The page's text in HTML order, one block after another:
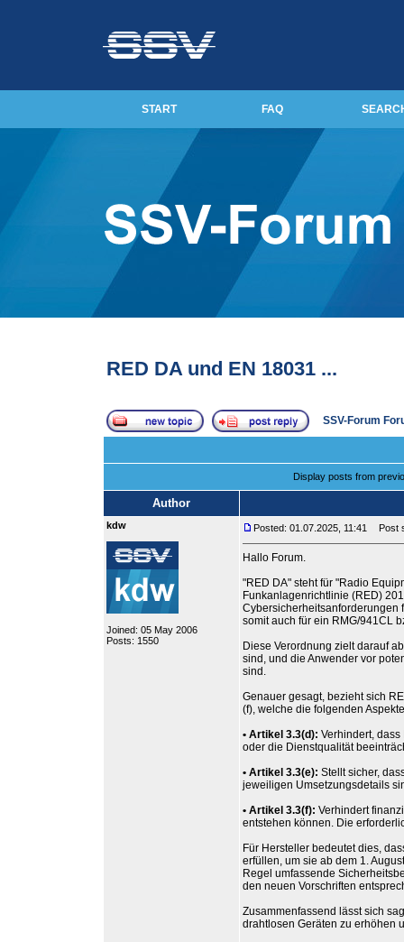
START FAQ
RED DA und EN 18031 ...
SSV-Forum
Display posts from
Author
kdw
Joined: 05 May 2006
Posts: 1550
Posted: 01.07.2025, 11:41 Post
Hallo Forum.
"RED DA" steht für "Radio
Funkanlagenrichtlinie (RED)
Cybersicherheitsanforderungen
somit auch für ein RMG/941CL
Diese Verordnung zielt darauf
sind, und die Anwender vor
sind.
Genauer gesagt, bezieht sich
(f), welche die folgenden
• Artikel 3.3(d): Verhindert,
oder die Dienstqualität
• Artikel 3.3(e): Stellt sicher,
jeweiligen Umsetzungsdetails
• Artikel 3.3(f): Verhindert
entstehen können. Die
Für Hersteller bedeutet dies,
erfüllen, um sie ab dem 1.
Regel umfassende
den neuen Vorschriften
Zusammenfassend lässt sich
drahtlosen Geräten zu erhöhen